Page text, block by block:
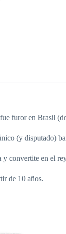
furor en Brasil
(y disputado)
y convertite en el
de 10 años.